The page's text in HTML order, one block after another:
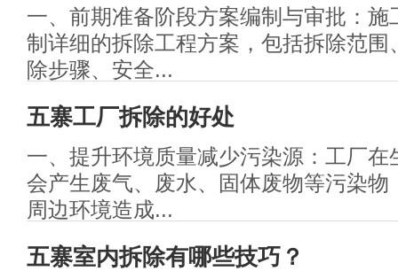
一、前期准备阶段方案编制与审批：施
制详细的拆除工程方案，包括拆除范围
除步骤、安全...
五寨工厂拆除的好处
一、提升环境质量减少污染源：工厂在
会产生废气、废水、固体废物等污染物
周边环境造成...
五寨室内拆除有哪些技巧？